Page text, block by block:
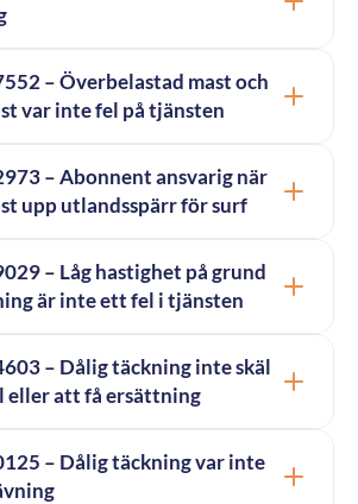
– Överbelastad mast och
var inte fel på tjänsten
– Abonnent ansvarig när
upp utlandsspärr för surf
– Låg hastighet på grund
är inte ett fel i tjänsten
– Dålig täckning inte skäl
eller att få ersättning
– Dålig täckning var inte